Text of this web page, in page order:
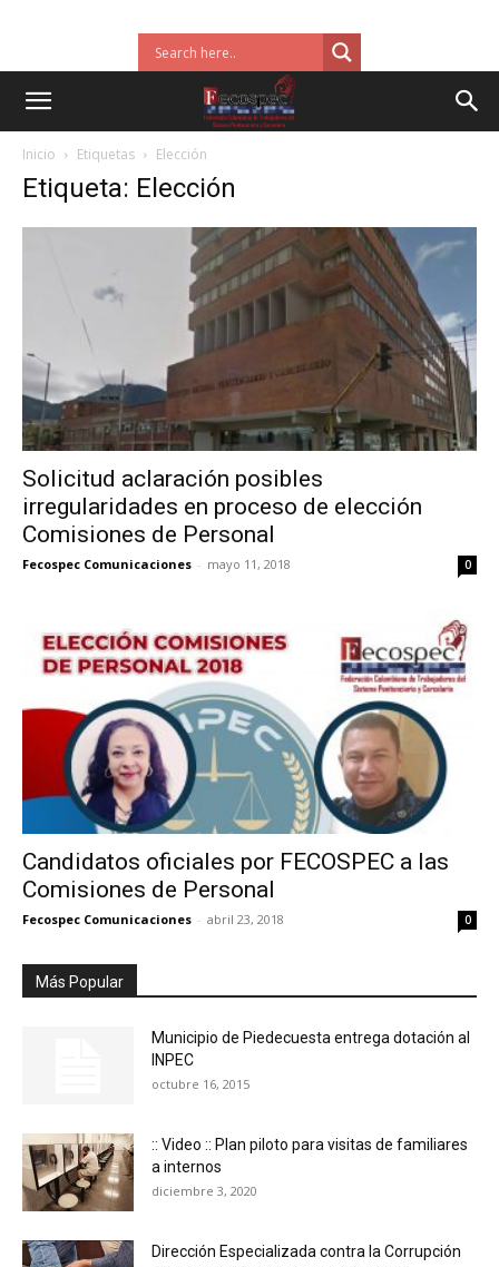
Inicio Etiquetas Elección
Etiqueta: Elección
Solicitud aclaración posibles
irregularidades en proceso de elección
Comisiones de Personal
Fecospec Comunicaciones - mayo 11, 2018 0
Candidatos oficiales por FECOSPEC a las
Comisiones de Personal
Fecospec Comunicaciones - abril 23, 2018 0
Más Popular
Municipio de Piedecuesta entrega dotación al
INPEC
octubre 16, 2015
:: Video :: Plan piloto para visitas de familiares
a internos
diciembre 3, 2020
Dirección Especializada contra la Corrupción